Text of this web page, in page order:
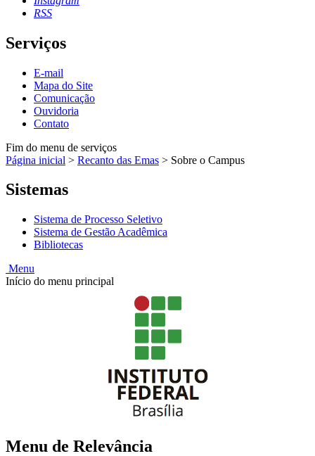
RSS
Serviços
E-mail
Mapa do Site
Comunicação
Ouvidoria
Contato
Fim do menu de serviços
Página inicial > Recanto das Emas > Sobre o Campus
Sistemas
Sistema de Processo Seletivo
Sistema de Gestão Acadêmica
Bibliotecas
Menu
Início do menu principal
Menu de Relevância